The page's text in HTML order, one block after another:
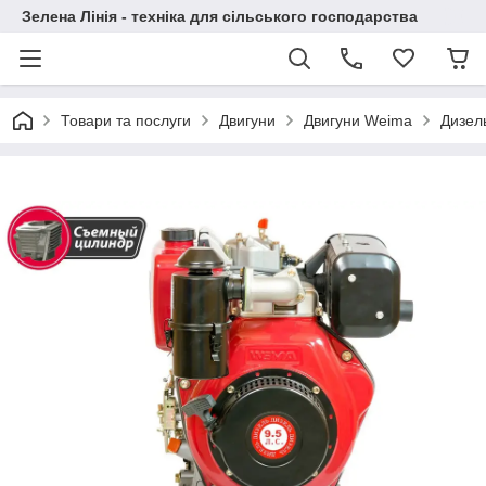
Зелена Лінія - техніка для сільського господарства
Товари та послуги Двигуни Двигуни Weima